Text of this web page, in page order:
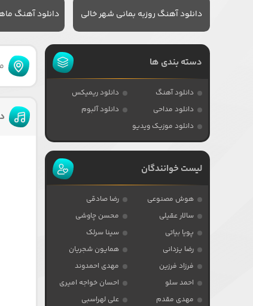
دانلود آهنگ روزبه بمانی شهر خالی دانلود آهنگ
دسته بندی ها
دانلود آهنگ
دانلود ریمیکس
دانلود مداحی
دانلود آلبوم
دانلود موزیک ویدیو
لیست خوانندگان
هوش مصنوعی
رضا صادقی
سالار عقیلی
محسن چاوشی
پویا بیاتی
سینا سرلک
رضا یزدانی
همایون شجریان
فرزاد فرزین
مهدی احمدوند
احمد سلو
احسان خواجه امیری
مهدی مقدم
علی لهراسبی